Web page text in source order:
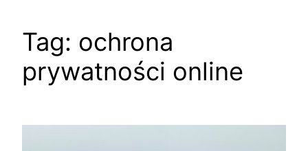
Tag: ochrona
prywatności online